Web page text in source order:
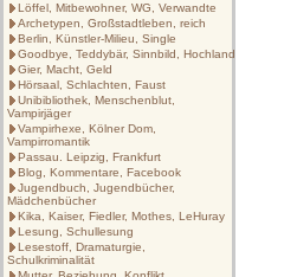
Löffel, Mitbewohner, WG, Verwandte
Archetypen, Großstadtleben, reich
Berlin, Künstler-Milieu, Single
Goodbye, Teddybär, Sinnbild, Hochland
Gier, Macht, Geld
Hörsaal, Schlachten, Faust
Unibibliothek, Menschenblut,
Vampirjäger
Vampirhexe, Kölner Dom,
Vampirromantik
Passau. Leipzig, Frankfurt
Blog, Kommentare, Facebook
Jugendbuch, Jugendbücher,
Mädchenbücher
Kika, Kaiser, Fiedler, Mothes, LeHuray
Lesung, Schullesung
Lesestoff, Dramaturgie,
Schulkriminalität